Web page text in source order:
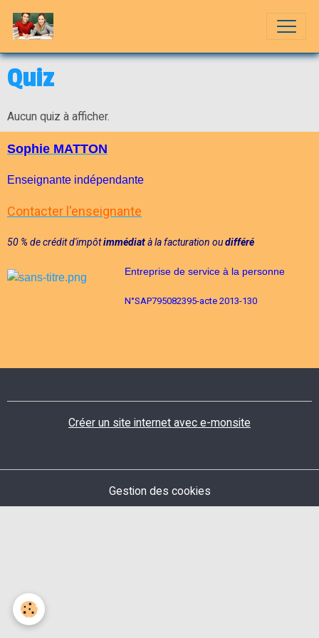
Quiz
Aucun quiz à afficher.
Sophie MATTON
Enseignante indépendante
Contacter l'enseignante
50 % de crédit d'impôtimmédiatà la facturation oudifféré
Entreprise de service à la personne
N°SAP795082395-acte 2013-130
Créer un site internet avec e-monsite
Gestion des cookies